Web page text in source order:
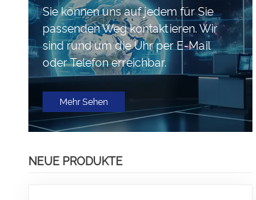
Sie können uns auf jedem für Sie
passenden Weg kontaktieren. Wir
sind rund um die Uhr per E-Mail
oder Telefon erreichbar.
Mehr Sehen
NEUE PRODUKTE